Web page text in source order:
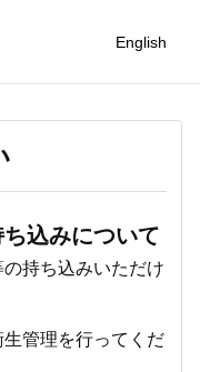
English
込みについて
持ち込みいただけ
管理を行ってくだ